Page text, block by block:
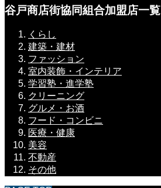
谷戸商店街協同組合加盟店一覧
くらし
建築・建材
ファッション
室内装飾・インテリア
学習塾・進学塾
クリーニング
グルメ・お酒
フード・コンビニ
医療・健康
美容
不動産
その他